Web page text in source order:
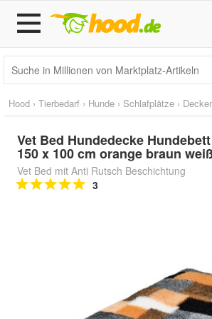
Hood › Tierbedarf › Hunde › Schlafplätze ›
Vet Bed Hundedecke
150 x 100 cm orange braun
Vet Bed mit Anti Rutsch Beschichtung
3